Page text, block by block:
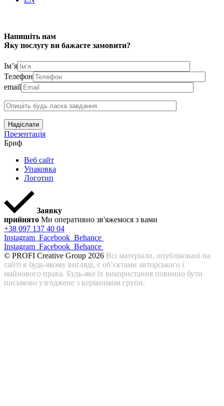
Напишіть нам
Яку послугу ви бажаєте замовити?
Ім’я
Телефон
email
Надіслати
Презентація
Бриф
Веб сайт
Упаковка
Логотип
Заявку
прийнято Ми оперативно зв'яжемося з вами
+38 097 137 40 04
Instagram Facebook Behance
Instagram Facebook Behance
© PROFI Creative Group 2026 Всі матеріали, опубліковані на
сайті в будь-якому вигляді, є об’єктами авторського і
майнового права. Будь-яке їх використання повинно бути
письмово узгоджене з керівником групи.